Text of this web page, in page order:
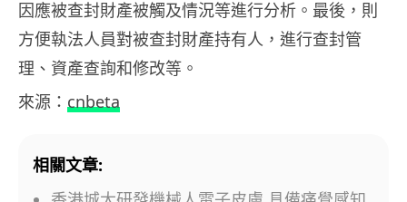
因應被查封財產被觸及情況等進行分析。最後，則
方便執法人員對被查封財產持有人，進行查封管
理、資產查詢和修改等。
來源： cnbeta
相關文章: